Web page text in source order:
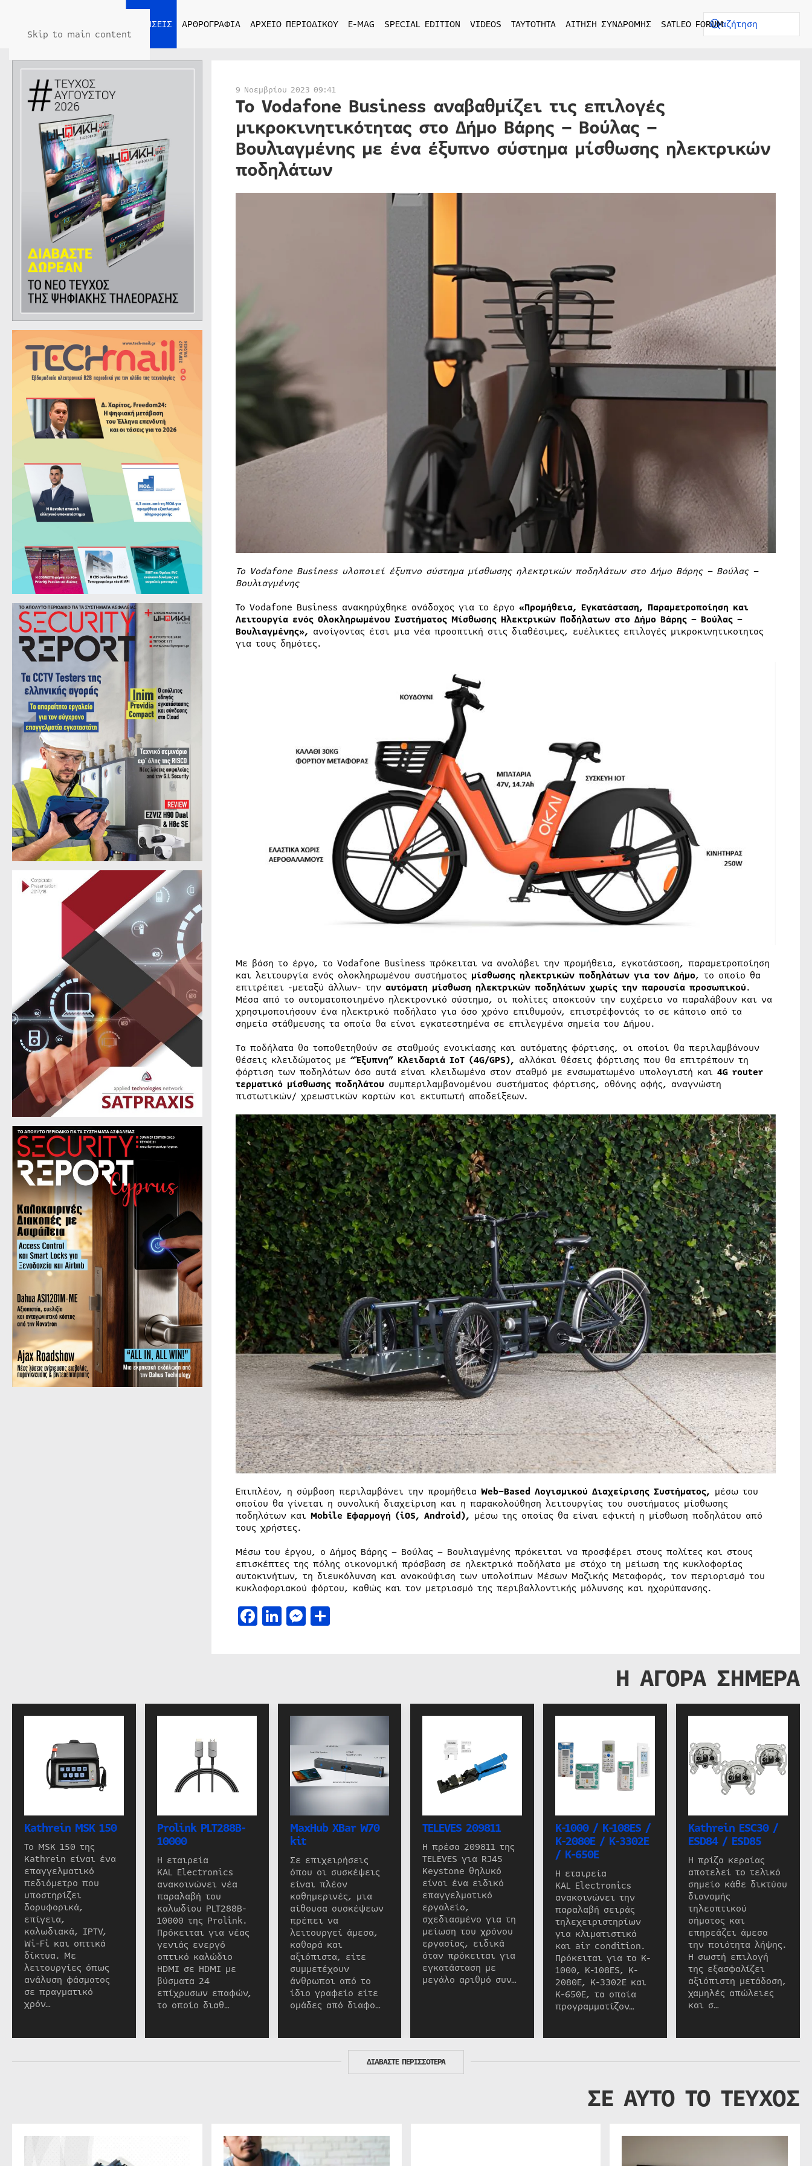
Skip to main content
ΕΙΔΗΣΕΙΣ ΑΡΘΡΟΓΡΑΦΙΑ ΑΡΧΕΙΟ ΠΕΡΙΟΔΙΚΟΥ E-MAG SPECIAL EDITION VIDEOS ΤΑΥΤΟΤΗΤΑ ΑΙΤΗΣΗ ΣΥΝΔΡΟΜΗΣ SATLEO FORUM
9 Νοεμβρίου 2023 09:41
Το Vodafone Business αναβαθμίζει τις επιλογές
μικροκινητικότητας στο Δήμο Βάρης – Βούλας –
Βουλιαγμένης με ένα έξυπνο σύστημα μίσθωσης ηλεκτρικών
ποδηλάτων
Το Vodafone Business υλοποιεί έξυπνο σύστημα μίσθωσης ηλεκτρικών ποδηλάτων στο Δήμο Βάρης – Βούλας –
Βουλιαγμένης
Το Vodafone Business ανακηρύχθηκε ανάδοχος για το έργο «Προμήθεια, Εγκατάσταση, Παραμετροποίηση και
Λειτουργία ενός Ολοκληρωμένου Συστήματος Μίσθωσης Ηλεκτρικών Ποδήλατων στο Δήμο Βάρης – Βούλας –
Βουλιαγμένης», ανοίγοντας έτσι μια νέα προοπτική στις διαθέσιμες, ευέλικτες επιλογές μικροκινητικοτητας
για τους δημότες.
Με βάση το έργο, το Vodafone Business πρόκειται να αναλάβει την προμήθεια, εγκατάσταση, παραμετροποίηση
και λειτουργία ενός ολοκληρωμένου συστήματος μίσθωσης ηλεκτρικών ποδηλάτων για τον Δήμο, το οποίο θα
επιτρέπει -μεταξύ άλλων- την αυτόματη μίσθωση ηλεκτρικών ποδηλάτων χωρίς την παρουσία προσωπικού.
Μέσα από το αυτοματοποιημένο ηλεκτρονικό σύστημα, οι πολίτες αποκτούν την ευχέρεια να παραλάβουν και να
χρησιμοποιήσουν ένα ηλεκτρικό ποδήλατο για όσο χρόνο επιθυμούν, επιστρέφοντάς το σε κάποιο από τα
σημεία στάθμευσης τα οποία θα είναι εγκατεστημένα σε επιλεγμένα σημεία του Δήμου.
Τα ποδήλατα θα τοποθετηθούν σε σταθμούς ενοικίασης και αυτόματης φόρτισης, οι οποίοι θα περιλαμβάνουν
θέσεις κλειδώματος με “Έξυπνη” Κλειδαριά IoT(4G/GPS), αλλάκαι θέσεις φόρτισης που θα επιτρέπουν τη
φόρτιση των ποδηλάτων όσο αυτά είναι κλειδωμένα στον σταθμό με ενσωματωμένο υπολογιστή και 4G router
τερματικό μίσθωσης ποδηλάτου συμπεριλαμβανομένου συστήματος φόρτισης, οθόνης αφής, αναγνώστη
πιστωτικών/ χρεωστικών καρτών και εκτυπωτή αποδείξεων.
Επιπλέον, η σύμβαση περιλαμβάνει την προμήθεια Web–Based Λογισμικού Διαχείρισης Συστήματος, μέσω του
οποίου θα γίνεται η συνολική διαχείριση και η παρακολούθηση λειτουργίας του συστήματος μίσθωσης
ποδηλάτων και Mobile Εφαρμογή (iOS, Android), μέσω της οποίας θα είναι εφικτή η μίσθωση ποδηλάτου από
τους χρήστες.
Μέσω του έργου, ο Δήμος Βάρης – Βούλας – Βουλιαγμένης πρόκειται να προσφέρει στους πολίτες και στους
επισκέπτες της πόλης οικονομική πρόσβαση σε ηλεκτρικά ποδήλατα με στόχο τη μείωση της κυκλοφορίας
αυτοκινήτων, τη διευκόλυνση και ανακούφιση των υπολοίπων Μέσων Μαζικής Μεταφοράς, τον περιορισμό του
κυκλοφοριακού φόρτου, καθώς και τον μετριασμό της περιβαλλοντικής μόλυνσης και ηχορύπανσης.
Facebook
LinkedIn
Messenger
Μοιραστείτε
Η ΑΓΟΡΑ ΣΗΜΕΡΑ
Kathrein MSK 150
Το MSK 150 της
Kathrein είναι ένα
επαγγελματικό
πεδιόμετρο που
υποστηρίζει
δορυφορικά,
επίγεια,
καλωδιακά, IPTV,
Wi-Fi και οπτικά
δίκτυα. Με
λειτουργίες όπως
ανάλυση φάσματος
σε πραγματικό
χρόν…
Prolink PLT288B-
10000
Η εταιρεία
KAL Electronics
ανακοινώνει νέα
παραλαβή του
καλωδίου PLT288B-
10000 της Prolink.
Πρόκειται για νέας
γενιάς ενεργό
οπτικό καλώδιο
HDMI σε HDMI με
βύσματα 24
επίχρυσων επαφών,
το οποίο διαθ…
MaxHub XBar W70
kit
Σε επιχειρήσεις
όπου οι συσκέψεις
είναι πλέον
καθημερινές, μια
αίθουσα συσκέψεων
πρέπει να
λειτουργεί άμεσα,
καθαρά και
αξιόπιστα, είτε
συμμετέχουν
άνθρωποι από το
ίδιο γραφείο είτε
ομάδες από διαφο…
TELEVES 209811
Η πρέσα 209811 της
TELEVES για RJ45
Keystone θηλυκό
είναι ένα ειδικό
επαγγελματικό
εργαλείο,
σχεδιασμένο για τη
μείωση του χρόνου
εργασίας, ειδικά
όταν πρόκειται για
εγκατάσταση με
μεγάλο αριθμό συν…
K-1000 / K-108ES /
K-2080E / K-3302E
/ K-650E
Η εταιρεία
KAL Electronics
ανακοινώνει την
παραλαβή σειράς
τηλεχειριστηρίων
για κλιματιστικά
και air condition.
Πρόκειται για τα K-
1000, K-108ES, K-
2080E, K-3302E και
K-650E, τα οποία
προγραμματίζον…
Kathrein ESC30 /
ESD84 / ESD85
Η πρίζα κεραίας
αποτελεί το τελικό
σημείο κάθε δικτύου
διανομής
τηλεοπτικού
σήματος και
επηρεάζει άμεσα
την ποιότητα λήψης.
Η σωστή επιλογή
της εξασφαλίζει
αξιόπιστη μετάδοση,
χαμηλές απώλειες
και σ…
ΔΙΑΒΑΣΤΕ ΠΕΡΙΣΣΟΤΕΡΑ
ΣΕ ΑΥΤΟ ΤΟ ΤΕΥΧΟΣ